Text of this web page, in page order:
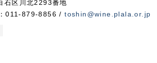
区川北2293番地
011-879-8856 /toshin@wine.plala.or.jp